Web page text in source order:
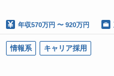
年収570万円 〜 920万円
情報系 キャリア採用